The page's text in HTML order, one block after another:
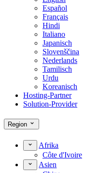
Español
Français
Hindi
Italiano
Japanisch
Slovenščina
Nederlands
Tamilisch
Urdu
Koreanisch
Hosting-Partner
Solution-Provider
Region
Afrika
Côte d'Ivoire
Asien